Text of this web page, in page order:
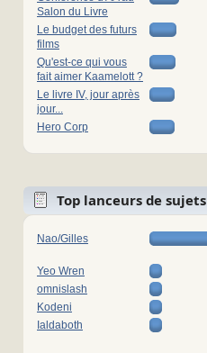
Salon du Livre
Le budget des futurs
films
Qu'est-ce qui vous
fait aimer Kaamelott ?
Le livre IV, jour après
jour...
Hero Corp
Top lanceurs de sujets
Nao/Gilles
Yeo Wren
omnislash
Kodeni
Ialdaboth